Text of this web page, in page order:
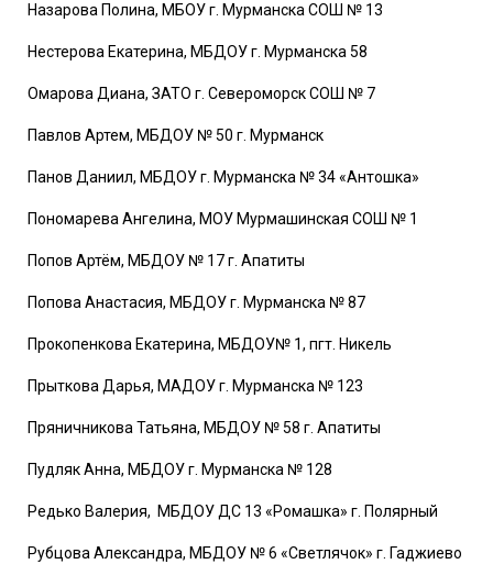
Назарова Полина, МБОУ г. Мурманска СОШ № 13
Нестерова Екатерина, МБДОУ г. Мурманска 58
Омарова Диана, ЗАТО г. Североморск СОШ № 7
Павлов Артем, МБДОУ № 50 г. Мурманск
Панов Даниил, МБДОУ г. Мурманска № 34 «Антошка»
Пономарева Ангелина, МОУ Мурмашинская СОШ № 1
Попов Артём, МБДОУ № 17 г. Апатиты
Попова Анастасия, МБДОУ г. Мурманска № 87
Прокопенкова Екатерина, МБДОУ№ 1, пгт. Никель
Прыткова Дарья, МАДОУ г. Мурманска № 123
Пряничникова Татьяна, МБДОУ № 58 г. Апатиты
Пудляк Анна, МБДОУ г. Мурманска № 128
Редько Валерия, МБДОУ ДС 13 «Ромашка» г. Полярный
Рубцова Александра, МБДОУ № 6 «Светлячок» г. Гаджиево